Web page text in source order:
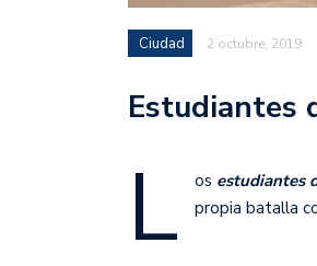
Ciudad 2 octubre, 2019
Estudiantes
L os estudiantes
propia batalla